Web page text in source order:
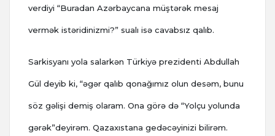
verdiyi “Buradan Azərbaycana müştərək mesaj
vermək istəridinizmi?” sualı isə cavabsız qalıb.
Sarkisyanı yola salarkən Türkiyə prezidenti Abdullah
Gül deyib ki, “əgər qalıb qonağımız olun desəm, bunu
söz gəlişi demiş olaram. Ona görə də “Yolçu yolunda
gərək”deyirəm. Qazaxıstana gedəcəyinizi bilirəm.